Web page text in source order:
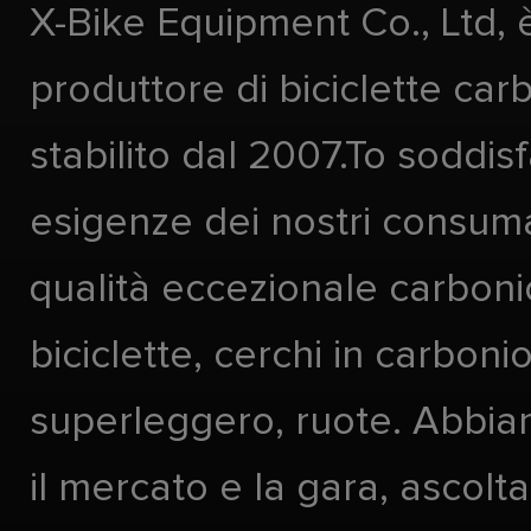
X-Bike Equipment Co., Ltd,
produttore di biciclette
stabilito dal 2007.To
esigenze dei nostri
qualità eccezionale
biciclette, cerchi in
superleggero, ruote.
il mercato e la gara,